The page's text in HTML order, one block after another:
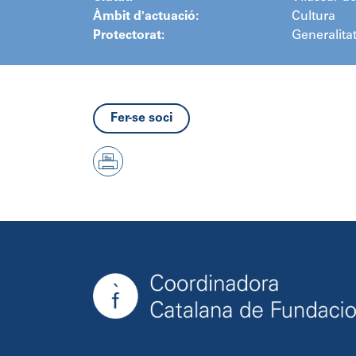
Àmbit d'actuació:
Cultura
Protectorat:
Fer-se soci